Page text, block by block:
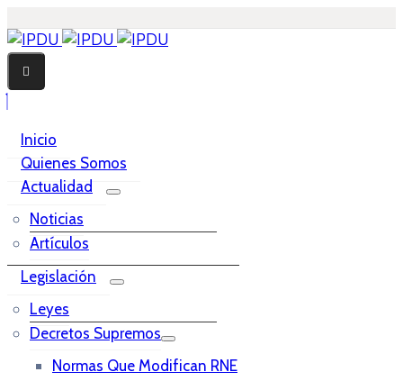
Inicio
Quienes Somos
Actualidad
Noticias
Artículos
Legislación
Leyes
Decretos Supremos
Normas Que Modifican RNE